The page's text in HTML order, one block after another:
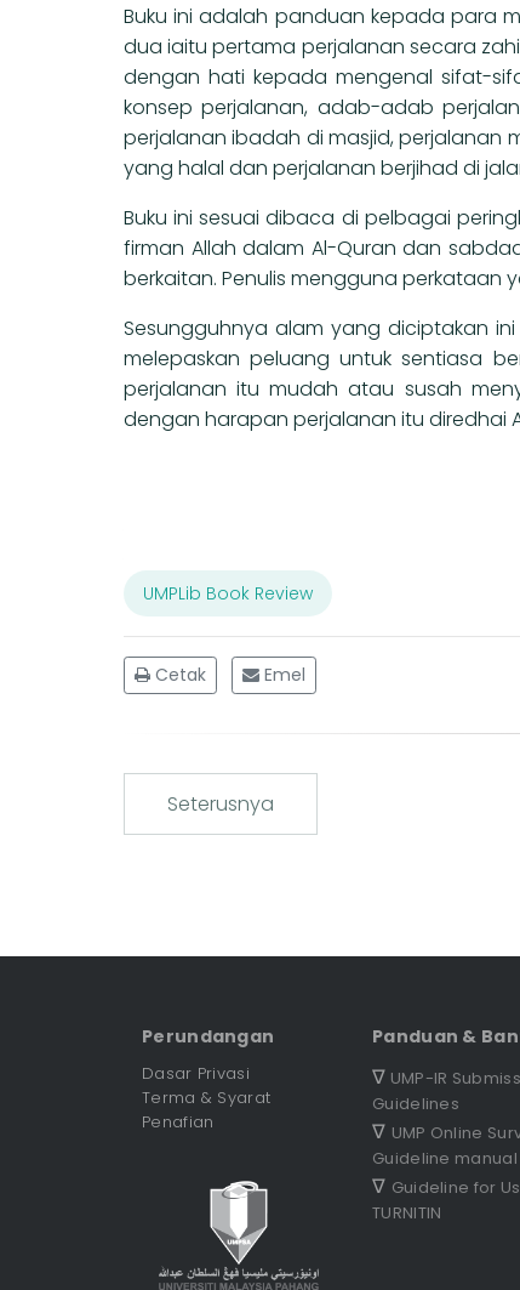
Buku ini adalah panduan kepada para
dua iaitu pertama perjalanan secara
dengan hati kepada mengenal sifat-
konsep perjalanan, adab-adab
perjalanan ibadah di masjid, perjalanan
yang halal dan perjalanan berjihad di
Buku ini sesuai dibaca di pelbagai
firman Allah dalam Al-Quran dan
berkaitan. Penulis mengguna perkataan
Sesungguhnya alam yang diciptakan
melepaskan peluang untuk sentiasa
perjalanan itu mudah atau susah
dengan harapan perjalanan itu diredhai
UMPLib Book Review
Cetak Emel
Seterusnya
Perundangan
Dasar Privasi
Terma & Syarat
Penafian
Panduan &
∇ UMP-IR
Guidelines
∇ UMP Online
Guideline manual
∇ Guideline for
TURNITIN